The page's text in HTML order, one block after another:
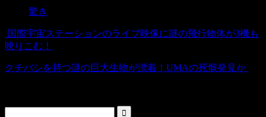
驚き
国際宇宙ステーションのライブ映像に謎の飛行物体が3機も
映りこむ！
クチバシを持つ謎の巨大生物が漂着！UMAの死骸発見か